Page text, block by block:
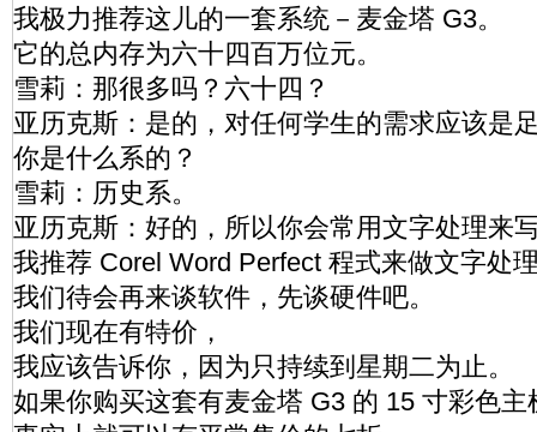
我极力推荐这儿的一套系统－麦金塔 G3。
它的总内存为六十四百万位元。
雪莉：那很多吗？六十四？
亚历克斯：是的，对任何学生的需求应该是
你是什么系的？
雪莉：历史系。
亚历克斯：好的，所以你会常用文字处理来
我推荐 Corel Word Perfect 程式来做文字处
我们待会再来谈软件，先谈硬件吧。
我们现在有特价，
我应该告诉你，因为只持续到星期二为止。
如果你购买这套有麦金塔 G3 的 15 寸彩色